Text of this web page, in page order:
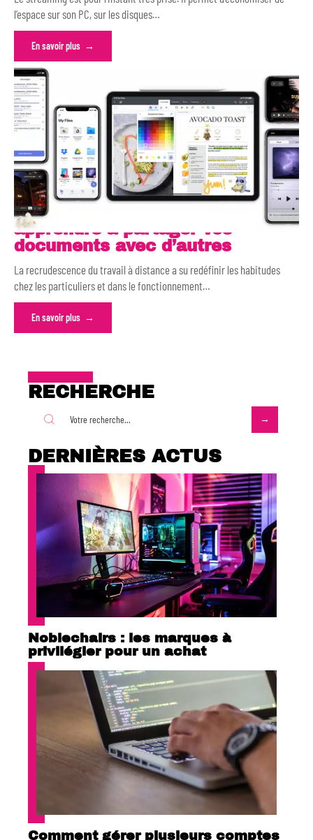
l’espace sur son PC, sur les disques…
En savoir plus
apprendre à partager vos
documents avec d’autres
La recrudescence du travail à distance a su redéfinir les habitudes
chez les particuliers et dans le fonctionnement…
En savoir plus
RECHERCHE
DERNIÈRES ACTUS
Noblechairs : les marques à
privilégier pour un achat
Comment gérer plusieurs comptes